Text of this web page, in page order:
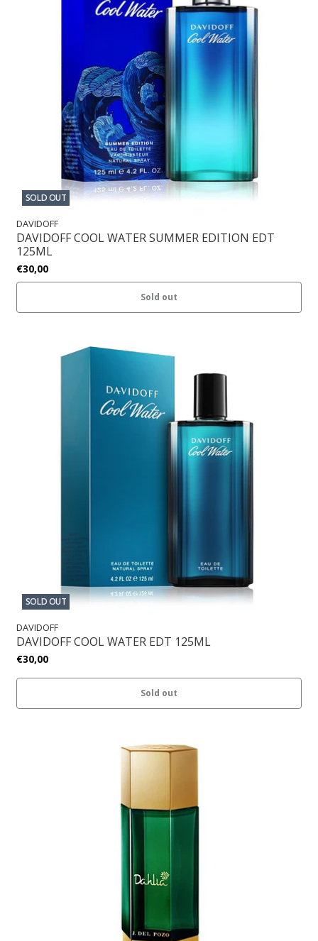
SOLD OUT
DAVIDOFF
DAVIDOFF COOL WATER SUMMER EDITION EDT
125ML
€30,00
Sold out
SOLD OUT
DAVIDOFF
DAVIDOFF COOL WATER EDT 125ML
€30,00
Sold out